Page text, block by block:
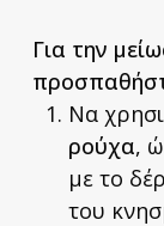
Για την
Να
ρούχα,
με το
του